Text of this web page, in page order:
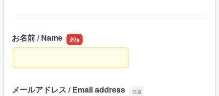
お名前 / Name
お名前 / Name
メールアドレス / Email address